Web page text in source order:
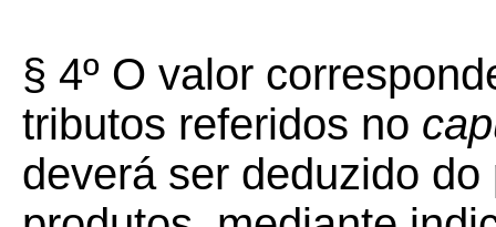
§ 4º O valor
tributos referidos no
deverá ser deduzido